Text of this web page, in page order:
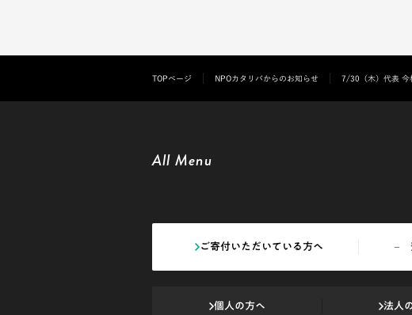
TOPページ NPOカタリバからのお知らせ 7/30（木）代表 今
All Menu
ご寄付いただいている方へ
個人の方へ 法人